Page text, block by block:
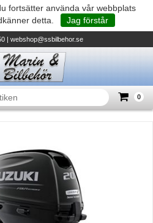
fortsätter använda vår webbplats
detta.
Jag förstår
| webshop@ssbilbehor.se
0
KASSAN